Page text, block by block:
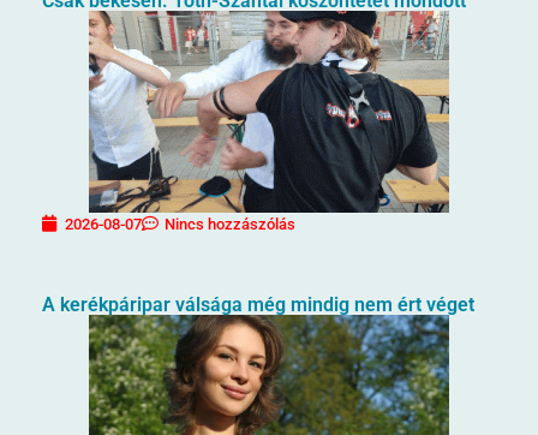
2026-08-07 Nincs hozzászólás
A kerékpáripar válsága még mindig nem ért véget